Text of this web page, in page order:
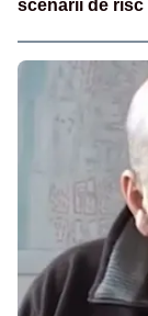
scenarii de risc